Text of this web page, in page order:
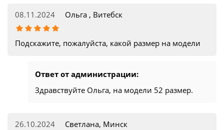
08.11.2024 Ольга , Витебск
Подскажите, пожалуйста, какой размер на модели
Ответ от администрации:
Здравствуйте Ольга, на модели 52 размер.
26.10.2024 Светлана, Минск